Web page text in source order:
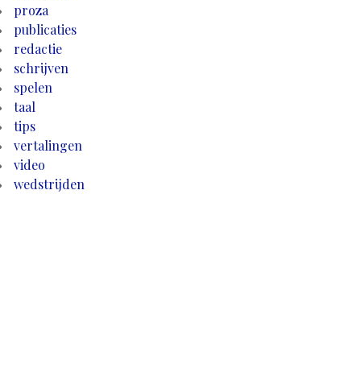
proza
publicaties
redactie
schrijven
spelen
taal
tips
vertalingen
video
wedstrijden